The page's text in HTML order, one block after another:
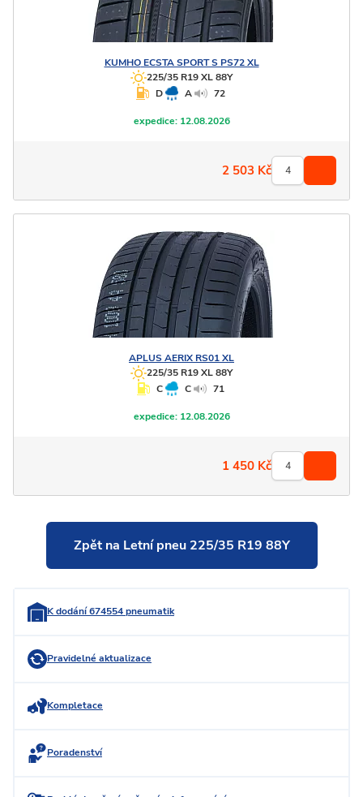
KUMHOECSTA SPORT S PS72 XL
225/35 R19 XL 88Y
D
A 72
expedice:12.08.2026
2 503 Kč
APLUSAERIX RS01 XL
225/35 R19 XL 88Y
C
C 71
expedice:12.08.2026
1 450 Kč
Zpět na Letní pneu 225/35 R19 88Y
K dodání 674554 pneumatik
Pravidelné aktualizace
Kompletace
Poradenství